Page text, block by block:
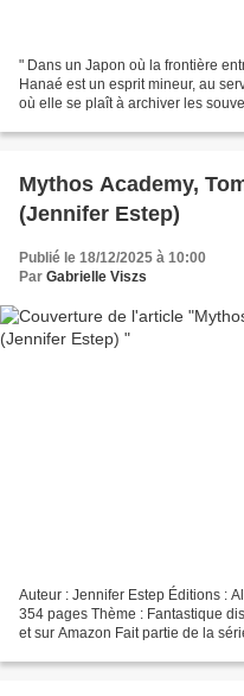
" Dans un Japon où la frontière
Hanaé est un esprit mineur, au
où elle se plaît à archiver les
Mythos Academy,
(Jennifer Estep)
Publié le 18/12/2025 à 10:00
Par Gabrielle Viszs
Auteur : Jennifer Estep Éditions :
354 pages Thème : Fantastique
et sur Amazon Fait partie de la